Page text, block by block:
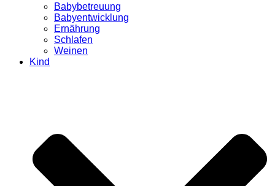
Babybetreuung
Babyentwicklung
Ernährung
Schlafen
Weinen
Kind